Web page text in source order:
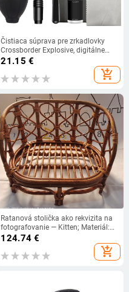
Čistiaca súprava pre zrkadlovky
Crossborder Explosive, digitálne
čistiace prostriedky, nástroj na
21.15 €
add_shopping_cart
Ratanová stolička ako rekvizita na
fotografovanie — Kitten; Materiál:
ratan; Vhodné pre fotografovanie
oblečenia; Hmotnosť: 1,3 kg;
Rekvizit do ateliéru pre
124.74 €
add_shopping_cart